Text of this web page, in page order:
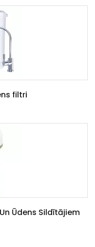
filtri
Ūdens Sildītājiem